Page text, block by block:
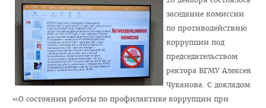
Подразделения
Система менеджмента качества
Идеологическая и воспитательная работа в вузе
Герои Беларуси
Отдел по идеологической и воспитательной работе
заседание комиссии
по противодействию
коррупции под
председательством
ректора ВГМУ Алексея
Чуканова. С докладом
«О состоянии работы по профилактике коррупции при